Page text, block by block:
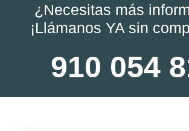
¿Necesitas más
¡Llámanos YA sin
910 054